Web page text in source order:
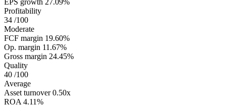
EPS growth 27.09%
Profitability
34 /100
Moderate
FCF margin 19.60%
Op. margin 11.67%
Gross margin 24.45%
Quality
40 /100
Average
Asset turnover 0.50x
ROA 4.11%